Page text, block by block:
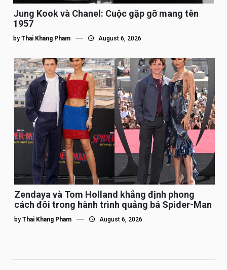
Jung Kook và Chanel: Cuộc gặp gỡ mang tên
1957
by Thai Khang Pham August 6, 2026
Zendaya và Tom Holland khẳng định phong
cách đôi trong hành trình quảng bá Spider-Man
by Thai Khang Pham August 6, 2026